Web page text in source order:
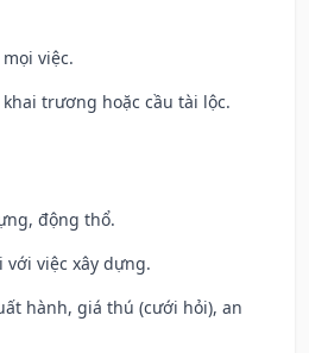
việc.
khai trương hoặc cầu tài lộc.
động thổ.
với việc xây dựng.
hành, giá thú (cưới hỏi), an